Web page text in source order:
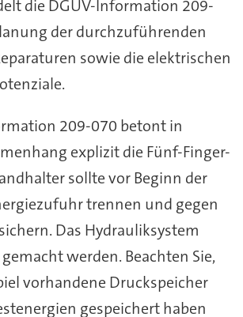
die DGUV-Information 209-
der durchzuführenden
sowie die elektrischen
209-070 betont in
explizit die Fünf-Finger-
sollte vor Beginn der
trennen und gegen
Das Hydrauliksystem
werden. Beachten Sie,
vorhandene Druckspeicher
gespeichert haben